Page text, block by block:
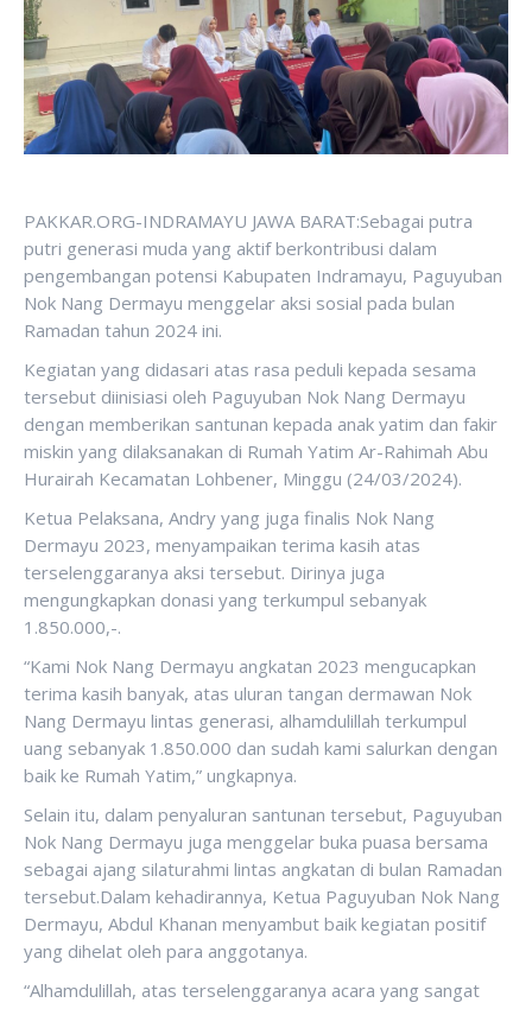
PAKKAR.ORG-INDRAMAYU JAWA BARAT:Sebagai putra
putri generasi muda yang aktif berkontribusi dalam
pengembangan potensi Kabupaten Indramayu, Paguyuban
Nok Nang Dermayu menggelar aksi sosial pada bulan
Ramadan tahun 2024 ini.
Kegiatan yang didasari atas rasa peduli kepada sesama
tersebut diinisiasi oleh Paguyuban Nok Nang Dermayu
dengan memberikan santunan kepada anak yatim dan fakir
miskin yang dilaksanakan di Rumah Yatim Ar-Rahimah Abu
Hurairah Kecamatan Lohbener, Minggu (24/03/2024).
Ketua Pelaksana, Andry yang juga finalis Nok Nang
Dermayu 2023, menyampaikan terima kasih atas
terselenggaranya aksi tersebut. Dirinya juga
mengungkapkan donasi yang terkumpul sebanyak
1.850.000,-.
“Kami Nok Nang Dermayu angkatan 2023 mengucapkan
terima kasih banyak, atas uluran tangan dermawan Nok
Nang Dermayu lintas generasi, alhamdulillah terkumpul
uang sebanyak 1.850.000 dan sudah kami salurkan dengan
baik ke Rumah Yatim,” ungkapnya.
Selain itu, dalam penyaluran santunan tersebut, Paguyuban
Nok Nang Dermayu juga menggelar buka puasa bersama
sebagai ajang silaturahmi lintas angkatan di bulan Ramadan
tersebut.Dalam kehadirannya, Ketua Paguyuban Nok Nang
Dermayu, Abdul Khanan menyambut baik kegiatan positif
yang dihelat oleh para anggotanya.
“Alhamdulillah, atas terselenggaranya acara yang sangat